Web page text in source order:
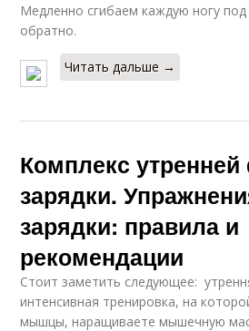
Медленно сгибаем каждую ногу под
обратно.
Читать дальше →
Комплекс
зарядки.
зарядки: правила и
рекомендации
Стоит заметить следующее:
интенсивная тренировка, на
мышцы, наращиваете мышечную